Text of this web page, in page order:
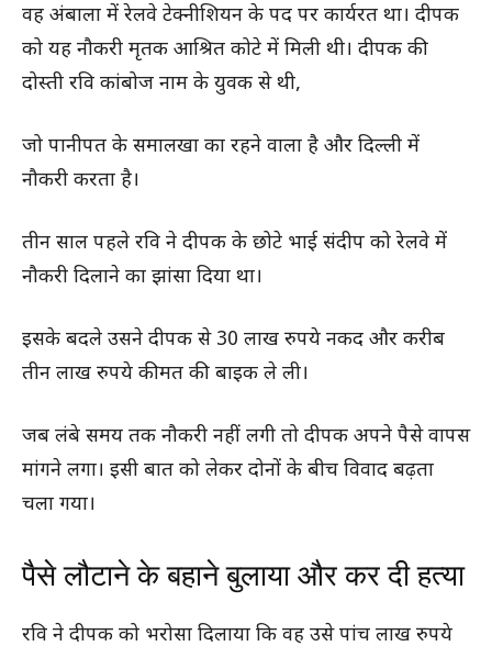
वह अंबाला में रेलवे टेक्नीशियन के पद पर कार्यरत था। दीपक
को यह नौकरी मृतक आश्रित कोटे में मिली थी। दीपक की
दोस्ती रवि कांबोज नाम के युवक से थी,
जो पानीपत के समालखा का रहने वाला है और दिल्ली में
नौकरी करता है।
तीन साल पहले रवि ने दीपक के छोटे भाई संदीप को रेलवे में
नौकरी दिलाने का झांसा दिया था।
इसके बदले उसने दीपक से 30 लाख रुपये नकद और करीब
तीन लाख रुपये कीमत की बाइक ले ली।
जब लंबे समय तक नौकरी नहीं लगी तो दीपक अपने पैसे वापस
मांगने लगा। इसी बात को लेकर दोनों के बीच विवाद बढ़ता
चला गया।
पैसे लौटाने के बहाने बुलाया और कर दी हत्या
रवि ने दीपक को भरोसा दिलाया कि वह उसे पांच लाख रुपये